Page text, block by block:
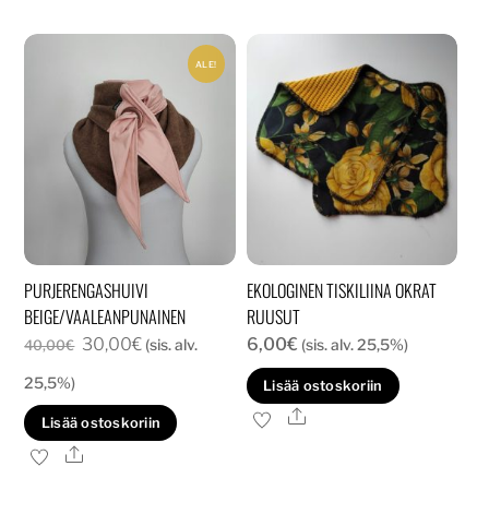
ALE!
PURJERENGASHUIVI
BEIGE/VAALEANPUNAINEN
40,00€ Alkuperäinen
oli:
40,00€.
30,00€Nykyinen
on:
30,00€.
(sis. alv.
25,5%)
Lisää ostoskoriin
Ale
EKOLOGINEN TISKILIINA OKRAT
RUUSUT
6,00€ (sis. alv. 25,5%)
Lisää ostoskoriin
Ale